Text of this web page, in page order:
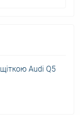
Audi Q5